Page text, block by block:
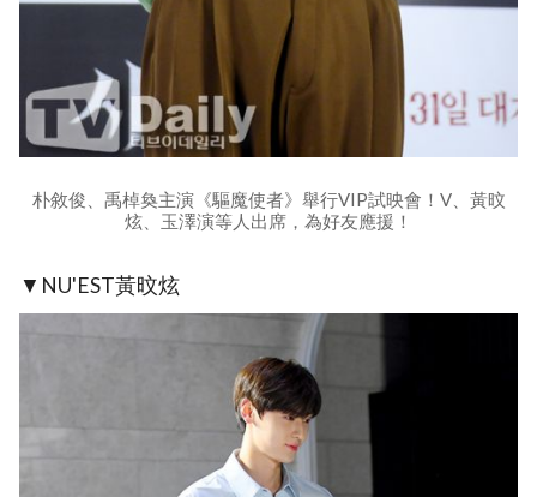
朴敘俊、禹棹奐主演《驅魔使者》舉行VIP試映會！V、黃旼
炫、玉澤演等人出席，為好友應援！
▼NU'EST黃旼炫